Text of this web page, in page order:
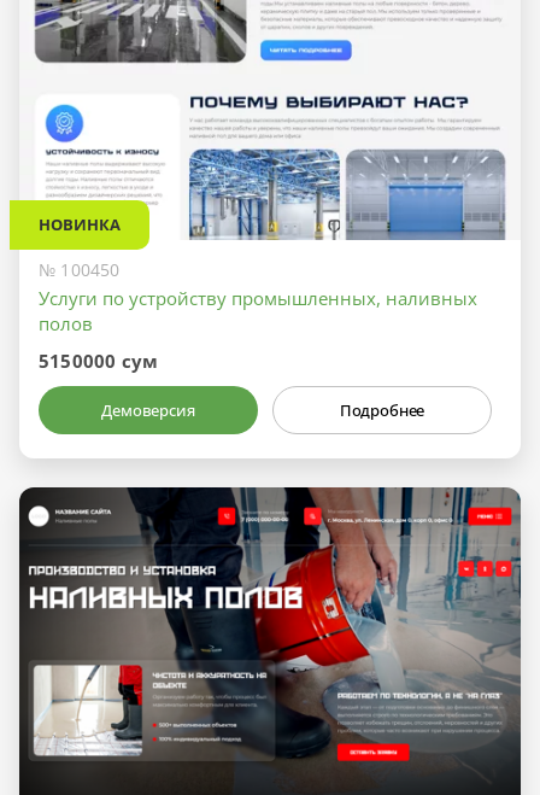
НОВИНКА
№ 100450
Услуги по устройству промышленных, наливных
полов
5150000 сум
Демоверсия Подробнее